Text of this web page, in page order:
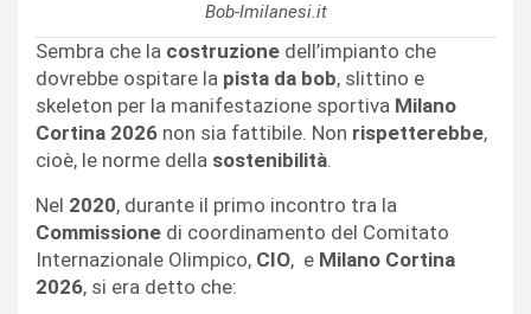
Bob-Imilanesi.it
Sembra che la costruzione dell’impianto che
dovrebbe ospitare la pista da bob, slittino e
skeleton per la manifestazione sportiva Milano
Cortina 2026 non sia fattibile. Non rispetterebbe,
cioè, le norme della sostenibilità.
Nel 2020, durante il primo incontro tra la
Commissione di coordinamento del Comitato
Internazionale Olimpico, CIO, e Milano Cortina
2026, si era detto che: